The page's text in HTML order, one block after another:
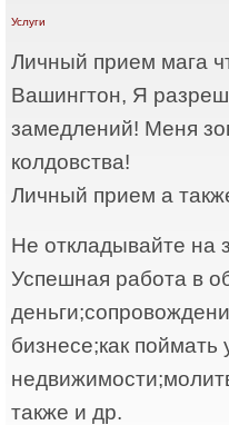
Услуги
Личный прием мага
Вашингтон, Я
замедлений! Меня
колдовства!
Личный прием а
Не откладывайте на
Успешная работа в
бизнесе;как поймать
также и др.